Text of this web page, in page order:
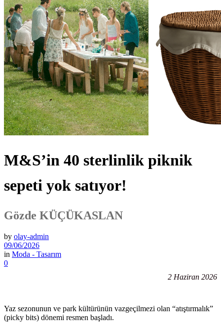
M&S’in 40 sterlinlik piknik
sepeti yok satıyor!
Gözde KÜÇÜKASLAN
by olay-admin
09/06/2026
in Moda - Tasarım
0
2 Haziran 2026
Yaz sezonunun ve park kültürünün vazgeçilmezi olan “atıştırmalık”
(picky bits) dönemi resmen başladı.